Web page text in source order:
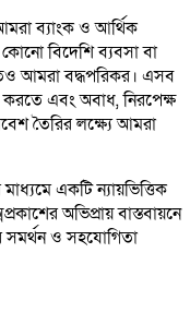
ব্যাংক ও আর্থিক
বিদেশি ব্যবসা বা
আমরা বদ্ধপরিকর। এসব
করতে এবং অবাধ, নিরপেক্ষ
তৈরির লক্ষ্যে আমরা
একটি ন্যায়ভিত্তিক
অভিপ্রায় বাস্তবায়নে
সমর্থন ও সহযোগিতা